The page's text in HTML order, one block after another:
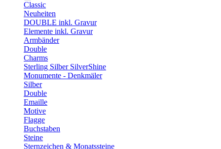
Classic
Neuheiten
DOUBLE inkl. Gravur
Elemente inkl. Gravur
Armbänder
Double
Charms
Sterling Silber SilverShine
Monumente - Denkmäler
Silber
Double
Emaille
Motive
Flagge
Buchstaben
Steine
Sternzeichen & Monatssteine